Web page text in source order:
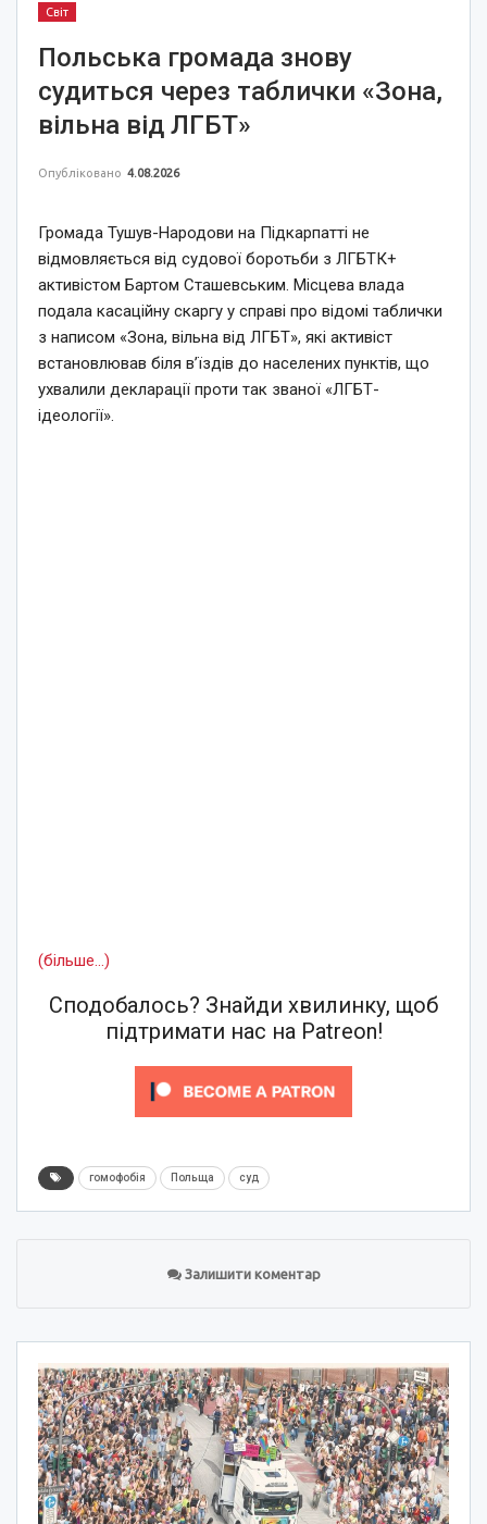
Світ
Польська громада знову
судиться через таблички «Зона,
вільна від ЛГБТ»
Опубліковано 4.08.2026
Громада Тушув-Народови на Підкарпатті не
відмовляється від судової боротьби з ЛГБТК+
активістом Бартом Сташевським. Місцева влада
подала касаційну скаргу у справі про відомі таблички
з написом «Зона, вільна від ЛГБТ», які активіст
встановлював біля в’їздів до населених пунктів, що
ухвалили декларації проти так званої «ЛГБТ-
ідеології».
(більше…)
Сподобалось? Знайди хвилинку, щоб
підтримати нас на Patreon!
гомофобія Польща суд
Залишити коментар